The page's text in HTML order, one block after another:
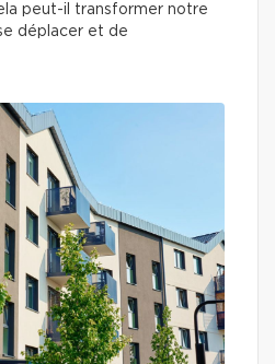
peut-il transformer notre
déplacer et de